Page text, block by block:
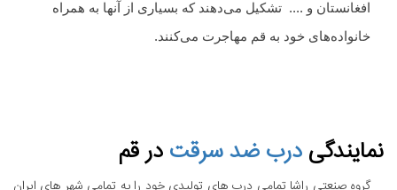
افغانستان و .... تشکیل می‌دهند که بسیاری از آنها به همراه
خانواده‌های خود به قم مهاجرت می‌کنند.
نمایندگیدرب ضد سرقتدر قم